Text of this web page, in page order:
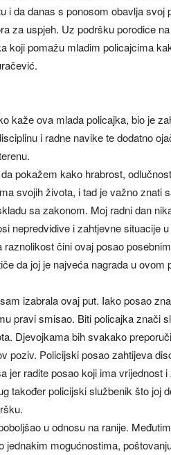
i da danas s ponosom obavlja svoj
za uspjeh. Uz podršku porodice
koji pomažu mladim policajcima
kaže ova mlada policajka, bio je
i radne navike te dodatno
pokažem kako hrabrost,
svojih života, i tad je važno znati
sa zakonom. Moj radni dan
nepredvidive i zahtjevne situacije
čini ovaj posao
da joj je najveća nagrada u ovom
izabrala ovaj put. Iako posao
pravi smisao. Biti policajka znači
Djevojkama bih svakako
poziv. Policijski posao zahtijeva
jer radite posao koji ima vrijednost
također policijski službenik što joj
u odnosu na ranije.
jednakim mogućnostima,